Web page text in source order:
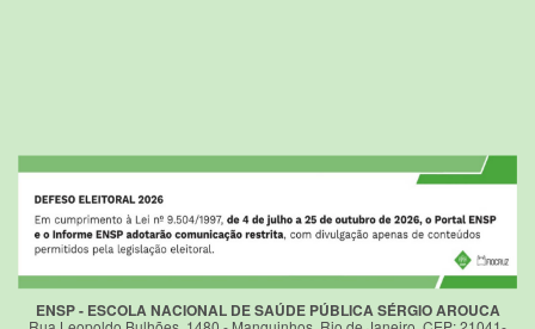
ENSP - ESCOLA NACIONAL DE SAÚDE PÚBLICA SÉRGIO AROUCA